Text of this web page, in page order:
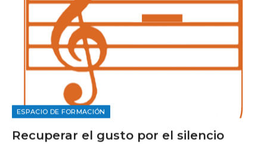
ESPACIO DE FORMACIÓN
Recuperar el gusto por el silencio